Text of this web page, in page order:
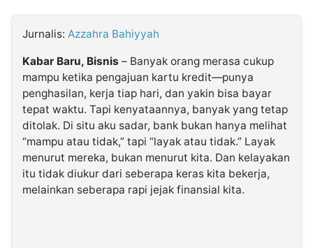
2026
Jurnalis: Azzahra Bahiyyah
Kabar Baru, Bisnis – Banyak orang merasa cukup
mampu ketika pengajuan kartu kredit—punya
penghasilan, kerja tiap hari, dan yakin bisa bayar
tepat waktu. Tapi kenyataannya, banyak yang tetap
ditolak. Di situ aku sadar, bank bukan hanya melihat
“mampu atau tidak,” tapi “layak atau tidak.” Layak
menurut mereka, bukan menurut kita. Dan kelayakan
itu tidak diukur dari seberapa keras kita bekerja,
melainkan seberapa rapi jejak finansial kita.